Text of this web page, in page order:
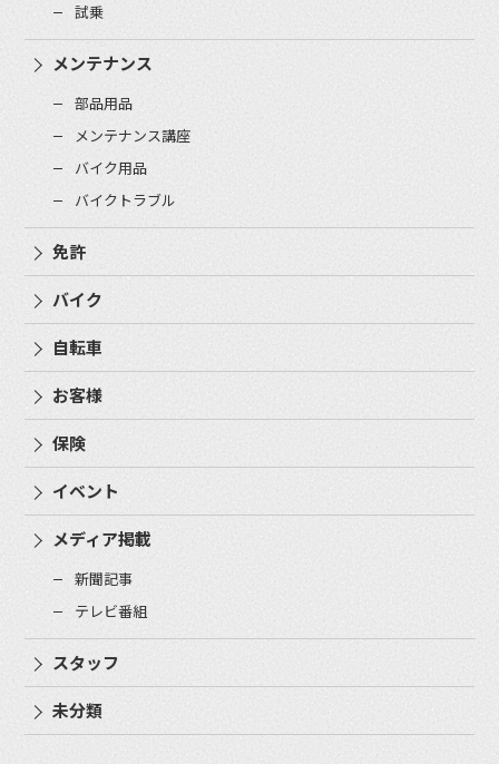
試乗
メンテナンス
部品用品
メンテナンス講座
バイク用品
バイクトラブル
免許
バイク
自転車
お客様
保険
イベント
メディア掲載
新聞記事
テレビ番組
スタッフ
未分類